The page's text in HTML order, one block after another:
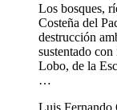
Los bosques,
Costeña del
destrucción
sustentado
Lobo, de la
…
Luis Fernando